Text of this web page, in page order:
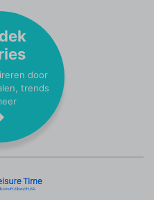
door
trends